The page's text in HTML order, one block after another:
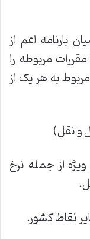
بارنامه اعم از
مربوطه را
به هر یک از
و نقل)
از جمله نرخ
نقاط کشور.